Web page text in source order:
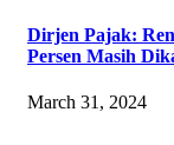
Dirjen Pajak:
Persen Masih
March 31, 2024